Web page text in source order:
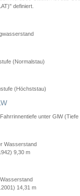
definiert.
(Normalstau)
(Höchststau)
unter GlW (Tiefe
Wasserstand
9,30 m
14,31 m